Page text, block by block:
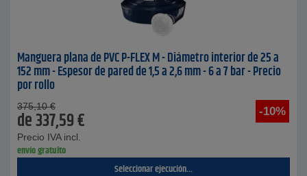
Manguera plana de PVC P-FLEX M - Diámetro interior de 25 a
152 mm - Espesor de pared de 1,5 a 2,6 mm - 6 a 7 bar - Precio
por rollo
-10%
375,10 €
de337,59€
Precio IVA incl.
envío gratuito
Seleccionar ejecución...